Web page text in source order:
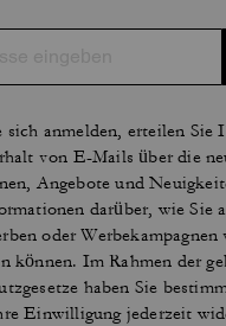
sich anmelden, erteilen Sie
von E-Mails über die
Angebote und
darüber, wie Sie
oder Werbekampagnen
können. Im Rahmen der
haben Sie
Einwilligung jederzeit